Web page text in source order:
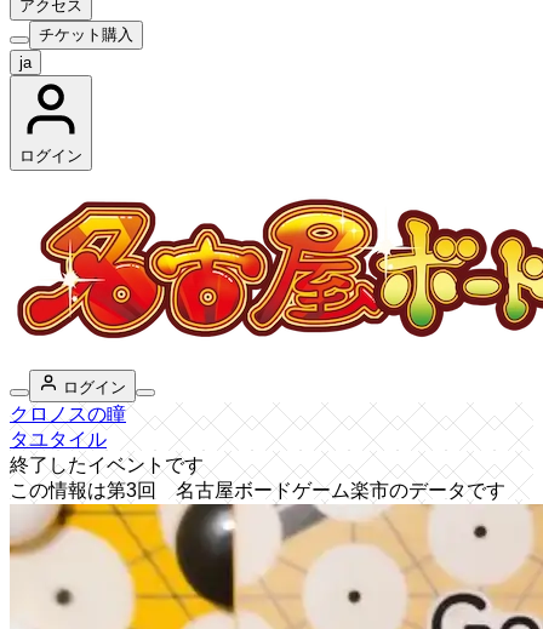
アクセス
チケット購入
ja
ログイン
ログイン
クロノスの瞳
タユタイル
終了したイベントです
この情報は第3回 名古屋ボードゲーム楽市のデータです